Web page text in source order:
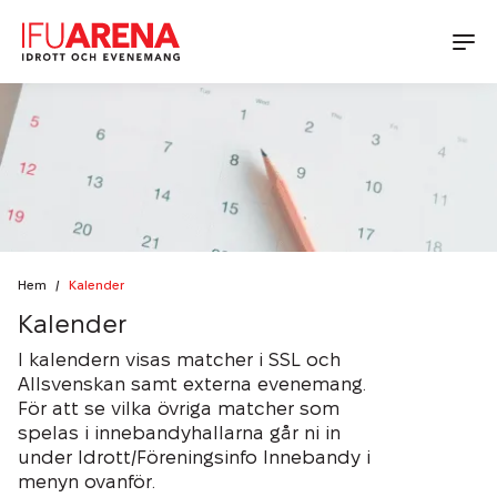
Idrott
Boka Halltid
Boka Läger
Boka Idrottsevenemang
Föreningsinfo Innebandy
Föreningsinfo Friidrott
Konferens & Bankett
Lokaler
Aktuellt på IFU Arena
Kalender
Nyheter
Mat & Dryck
Dagens lunch
Matlådor & Catering
Terrassen
Läger & Cupmåltider
Bankett & Evenemang
IFU Arena
Hållbarhet på IFU Arena
Social Hållbarhet
Miljömässig Hållbarhet
Green Key
Senioraktiviteter
Partners
Kontakt
Kontakta oss
Öppettider
Hem / Kalender
Kalender
I kalendern visas matcher i SSL och
Allsvenskan samt externa evenemang.
För att se vilka övriga matcher som
spelas i innebandyhallarna går ni in
under Idrott/Föreningsinfo Innebandy i
menyn ovanför.